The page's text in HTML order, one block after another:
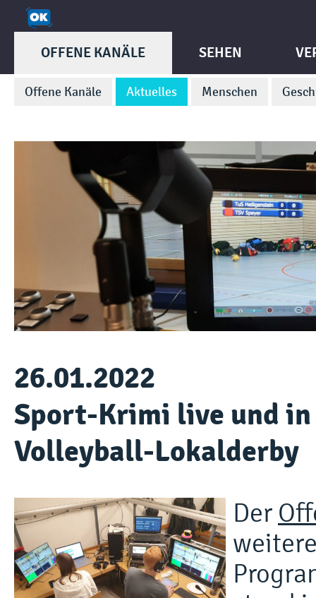
OFFENE KANÄLE
Offene Kanäle Aktuelles Menschen
SEHEN
26.01.2022
Sport-Krimi live und in
Volleyball-Lokalderby
Der